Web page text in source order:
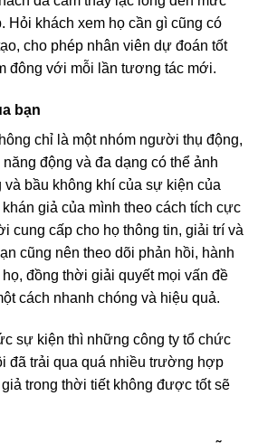
Hỏi khách xem họ cần gì cũng có
cho phép nhân viên dự đoán tốt
đông với mỗi lần tương tác mới.
bạn
chỉ là một nhóm người thụ động,
động và đa dạng có thể ảnh
và bầu không khí của sự kiện của
giả của mình theo cách tích cực
cung cấp cho họ thông tin, giải trí và
cũng nên theo dõi phản hồi, hành
đồng thời giải quyết mọi vấn đề
cách nhanh chóng và hiệu quả.
sự kiện thì những công ty tổ chức
đã trải qua quá nhiều trường hợp
trong thời tiết không được tốt sẽ